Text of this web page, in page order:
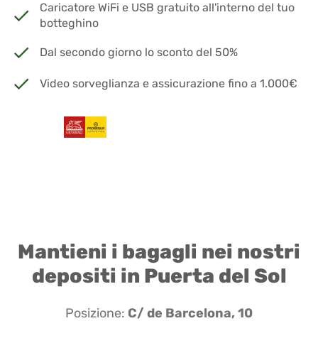
Caricatore WiFi e USB gratuito all'interno del tuo
botteghino
Dal secondo giorno lo sconto del 50%
Video sorveglianza e assicurazione fino a 1.000€
Mantieni i bagagli nei nostri
depositi in Puerta del Sol
Posizione: C/ de Barcelona, 10